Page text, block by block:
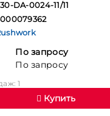
DA-0024-11/11
По запросу
По запросу
1
Купить